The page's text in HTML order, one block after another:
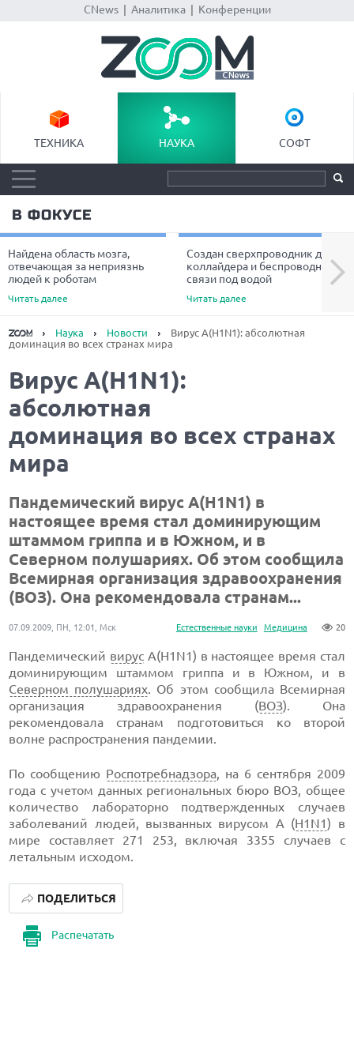
CNews| Аналитика| Конференции
ТЕХНИКА НАУКА СОФТ
В ФОКУСЕ
Найдена область мозга,
отвечающая за неприязнь
людей к роботам
Читать далее
Создан сверхпроводник для
коллайдера и беспроводной
связи под водой
Читать далее
Next
Наука Новости
Вирус А(H1N1): абсолютная
доминация во всех странах мира
Вирус А(H1N1):
абсолютная
доминация во всех странах
мира
Пандемический вирус А(H1N1) в
настоящее время стал доминирующим
штаммом гриппа и в Южном, и в
Северном полушариях. Об этом сообщила
Всемирная организация здравоохранения
(ВОЗ). Она рекомендовала странам...
Естественные науки Медицина 20
07.09.2009, ПН, 12:01, Мск
Пандемический вирусА(H1N1) в настоящее время стал
доминирующим штаммом гриппа и в Южном, и в
Северном полушариях. Об этом сообщила Всемирная
организация здравоохранения (ВОЗ). Она
рекомендовала странам подготовиться ко второй
волне распространения пандемии.
По сообщению Роспотребнадзора, на 6 сентября 2009
года с учетом данных региональных бюро ВОЗ, общее
количество лабораторно подтвержденных случаев
заболеваний людей, вызванных вирусом А (H1N1) в
мире составляет 271 253, включая 3355 случаев с
летальным исходом.
Распечатать
ПОДЕЛИТЬСЯ